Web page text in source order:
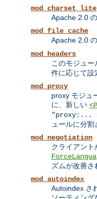
mod_charset_lite
Apache 2.0
mod_file_cache
Apache 2.0
mod_headers
このモジュー
件に応じて設
mod_proxy
proxy モジュ
に、新しい
"proxy:...
ュールに分割
mod_negotiation
クライアント
ズムが改善
mod_autoindex
Autoindex さ